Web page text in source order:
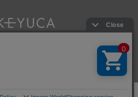
Co., Ltd. All Rights Reserved.